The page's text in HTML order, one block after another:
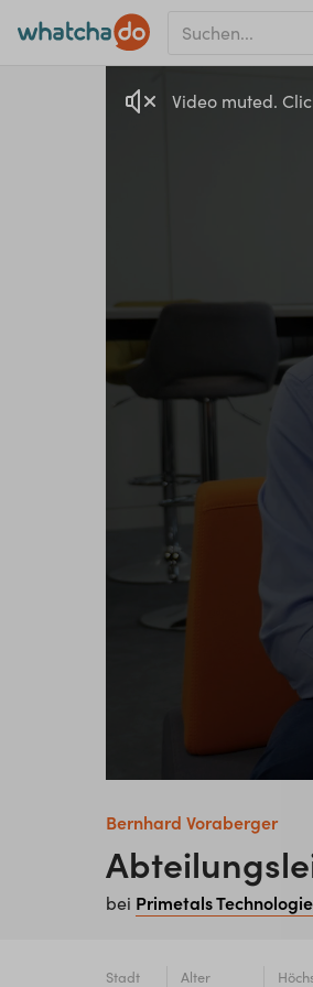
Video muted.
Bernhard Voraberger
bei Primetals
Stadt Alter